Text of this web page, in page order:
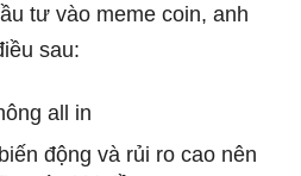
tư vào meme coin, anh
sau:
all in
động và rủi ro cao nên